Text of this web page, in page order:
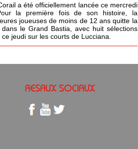
a été officiellement lancée ce mercredi
la première fois de son histoire, la
joueuses de moins de 12 ans quitte la
le Grand Bastia, avec huit sélections
jeudi sur les courts de Lucciana.
RESAUX SOCIAUX